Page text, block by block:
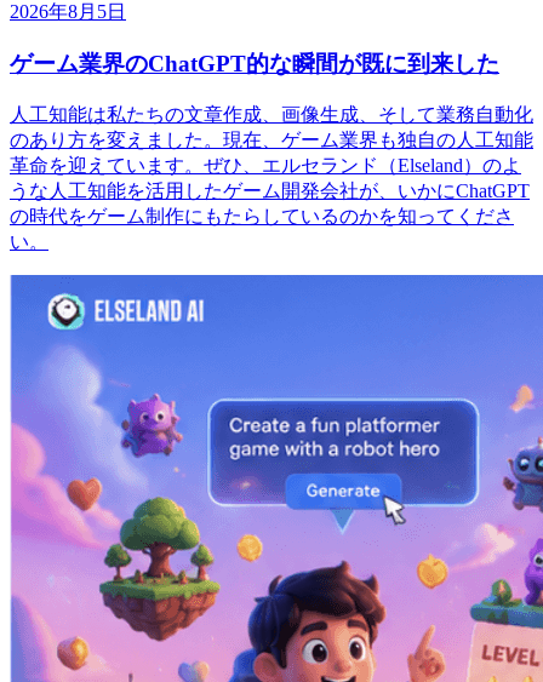
2026年8月5日
ゲーム業界のChatGPT的な瞬間が既に到来した
人工知能は私たちの文章作成、画像生成、そして業務自動化
のあり方を変えました。現在、ゲーム業界も独自の人工知能
革命を迎えています。ぜひ、エルセランド（Elseland）のよ
うな人工知能を活用したゲーム開発会社が、いかにChatGPT
の時代をゲーム制作にもたらしているのかを知ってくださ
い。